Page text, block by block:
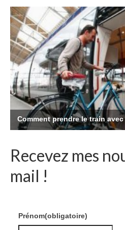
Recevez mes
mail !
Prénom(obligatoire)